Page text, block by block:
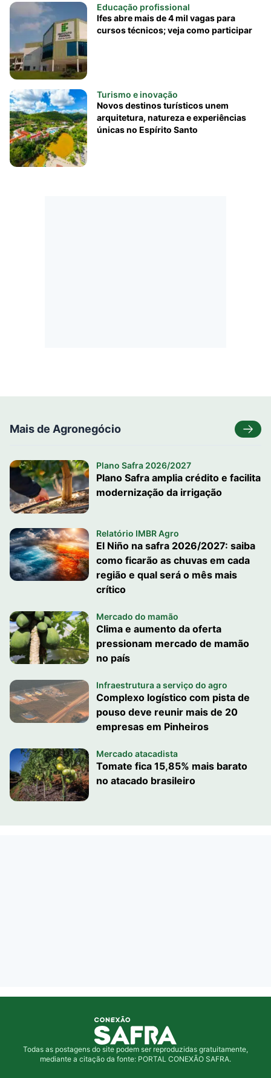
Educação profissional
Ifes abre mais de 4 mil vagas para
cursos técnicos; veja como participar
Turismo e inovação
Novos destinos turísticos unem
arquitetura, natureza e experiências
únicas no Espírito Santo
Mais de Agronegócio
Plano Safra 2026/2027
Plano Safra amplia crédito e facilita
modernização da irrigação
Relatório IMBR Agro
El Niño na safra 2026/2027: saiba
como ficarão as chuvas em cada
região e qual será o mês mais
crítico
Mercado do mamão
Clima e aumento da oferta
pressionam mercado de mamão
no país
Infraestrutura a serviço do agro
Complexo logístico com pista de
pouso deve reunir mais de 20
empresas em Pinheiros
Mercado atacadista
Tomate fica 15,85% mais barato
no atacado brasileiro
Todas as postagens do site podem ser reproduzidas gratuitamente,
mediante a citação da fonte: PORTAL CONEXÃO SAFRA.